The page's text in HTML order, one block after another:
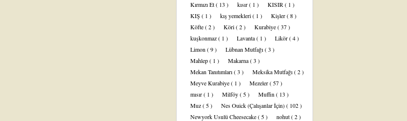
Kırmızı Et( 13 ) kısır( 1 ) KISIR ( 1 )
KIŞ ( 1 ) kış yemekleri( 1 ) Kişler( 8 )
Köfte( 2 ) Köri( 2 ) Kurabiye( 37 )
kuşkonmaz( 1 ) Lavanta( 1 ) Likör( 4 )
Limon ( 9 ) Lübnan Mutfağı( 3 )
Mahlep( 1 ) Makarna( 3 )
Mekan Tanıtımları( 3 ) Meksika Mutfağı( 2 )
Meyve Kurabiye( 1 ) Mezeler( 57 )
mısır( 1 ) Milföy( 5 ) Muffin ( 13 )
Muz( 5 ) Nes Ouick (Çalışanlar İçin)( 102 )
Newyork Usulü Cheesecake( 5 ) nohut( 2 )